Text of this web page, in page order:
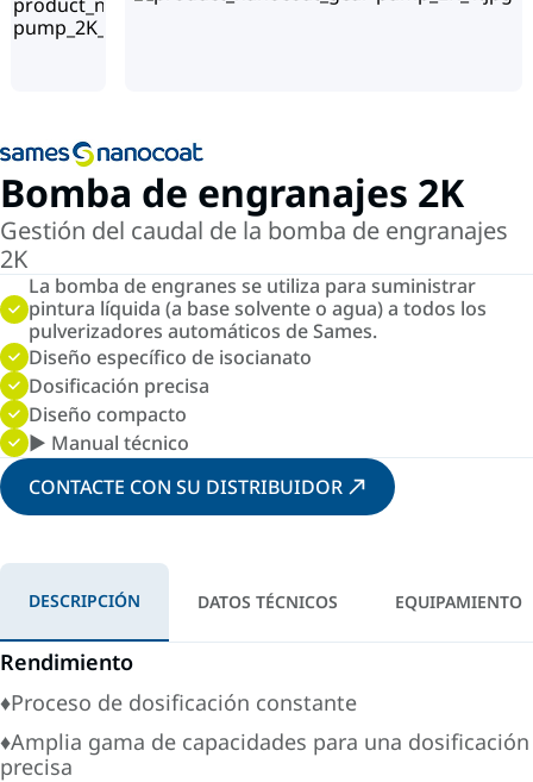
Bomba de engranajes 2K
Gestión del caudal de la bomba de engranajes
2K
La bomba de engranes se utiliza para suministrar
pintura líquida (a base solvente o agua) a todos los
pulverizadores automáticos de Sames.
Diseño específico de isocianato
Dosificación precisa
Diseño compacto
▶ Manual técnico
CONTACTE CON SU DISTRIBUIDOR
DESCRIPCIÓN DATOS TÉCNICOS EQUIPAMIENTO
Rendimiento
♦Proceso de dosificación constante
♦Amplia gama de capacidades para una dosificación
precisa